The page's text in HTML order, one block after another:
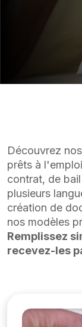
Découvrez
prêts à
contrat, de
plusieurs
création de
nos modèles
Remplissez
recevez-les